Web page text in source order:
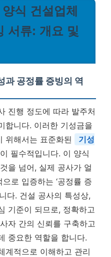
식 건설업체
서류: 개요 및
과 공정률 증빙의 역
진행 정도에 따라 발주처
합니다. 이러한 기성금을
위해서는 표준화된
기성
이 필수적입니다. 이 양식
을 넘어, 실제 공사가 얼
로 입증하는 ‘공정률 증
다. 건설 공사의 특성상,
기준이 되므로, 정확하고
자 간의 신뢰를 구축하고
중요한 역할을 합니다.
계적으로 이해하고 관리